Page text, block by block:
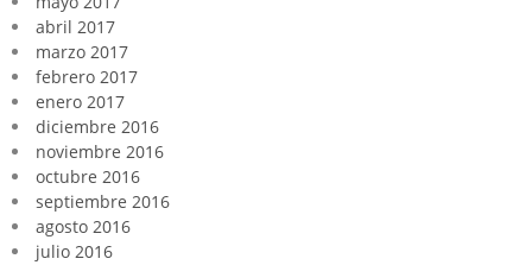
abril 2017
marzo 2017
febrero 2017
enero 2017
diciembre 2016
noviembre 2016
octubre 2016
septiembre 2016
agosto 2016
julio 2016